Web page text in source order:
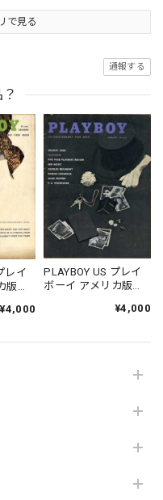
で見る
通報する
レイ
版
¥4,000
PLAYBOY US プレイ
ボーイ アメリカ版
¥4,000